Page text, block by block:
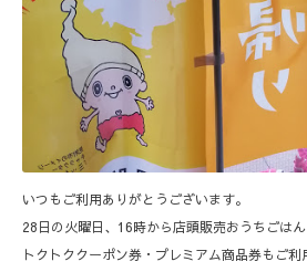
いつもご利用ありがとうございます。
28日の火曜日、16時から店頭販売おうちごはん
トクトククーポン券・プレミアム商品券もご利